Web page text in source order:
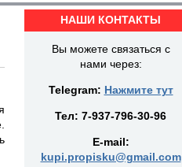
НАШИ КОНТАКТЫ
Вы можете связаться с
нами через:
Telegram: Нажмите тут
Тел: 7-937-796-30-96
E-mail:
kupi.propisku@gmail.com